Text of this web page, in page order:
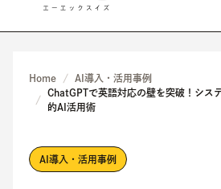
Home
AI導入・活用事例
ChatGPTで英語対応の壁を突破！シス
的AI活用術
AI導入・活用事例